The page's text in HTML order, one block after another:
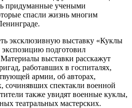
придуманные учеными
спасли жизнь многим
эксклюзивную выставку «Куклы
подготовил
выставки расскажут
работавших в госпиталях,
армии, об авторах,
сочинявших спектакли военной
также увидят военные куклы,
театральных мастерских.